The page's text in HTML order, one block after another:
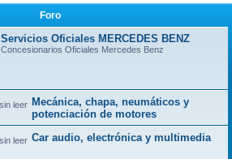
Foro
Servicios Oficiales MERCEDES BENZ
Concesionarios Oficiales Mercedes Benz
Mecánica, chapa, neumáticos y
potenciación de motores
Car audio, electrónica y multimedia